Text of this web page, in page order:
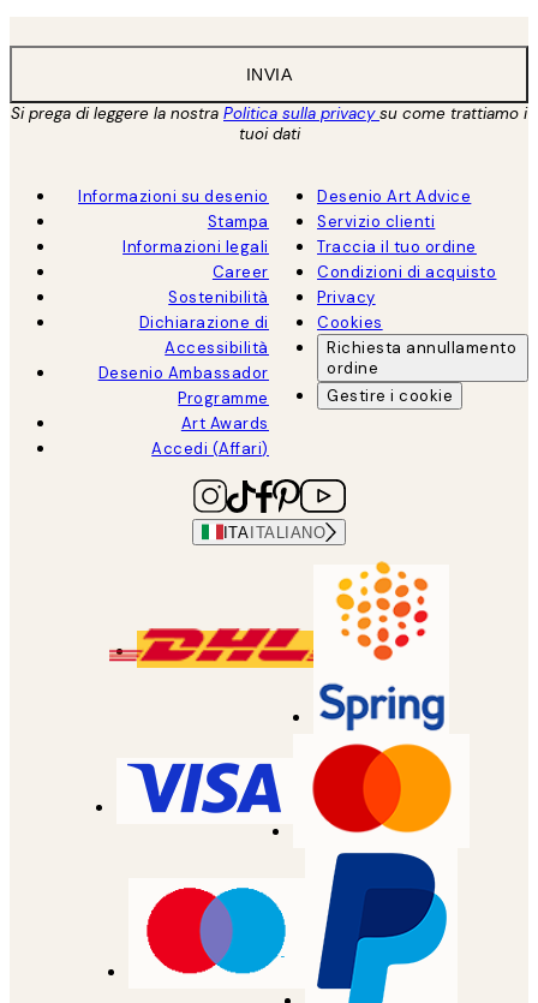
INVIA
Si prega di leggere la nostra Politica sulla privacysu come trattiamo i
tuoi dati
Informazioni su desenio
Stampa
Informazioni legali
Career
Sostenibilità
Dichiarazione di
Accessibilità
Desenio Ambassador
Programme
Art Awards
Accedi (Affari)
Desenio Art Advice
Servizio clienti
Traccia il tuo ordine
Condizioni di acquisto
Privacy
Cookies
Richiesta annullamento
ordine
Gestire i cookie
ITAITALIANO